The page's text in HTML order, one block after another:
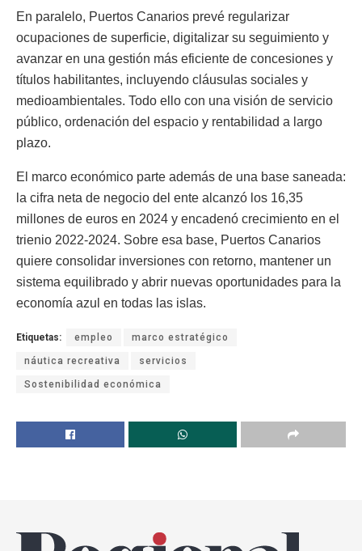
En paralelo, Puertos Canarios prevé regularizar
ocupaciones de superficie, digitalizar su seguimiento y
avanzar en una gestión más eficiente de concesiones y
títulos habilitantes, incluyendo cláusulas sociales y
medioambientales. Todo ello con una visión de servicio
público, ordenación del espacio y rentabilidad a largo
plazo.
El marco económico parte además de una base saneada:
la cifra neta de negocio del ente alcanzó los 16,35
millones de euros en 2024 y encadenó crecimiento en el
trienio 2022-2024. Sobre esa base, Puertos Canarios
quiere consolidar inversiones con retorno, mantener un
sistema equilibrado y abrir nuevas oportunidades para la
economía azul en todas las islas.
Etiquetas: empleo marco estratégico
náutica recreativa servicios
Sostenibilidad económica